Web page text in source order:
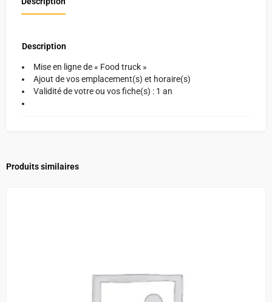
Description
Mise en ligne de « Food truck »
Ajout de vos emplacement(s) et horaire(s)
Validité de votre ou vos fiche(s) : 1 an
Produits similaires